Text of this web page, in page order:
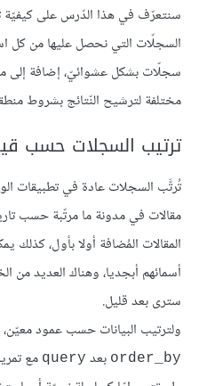
سنتعرّف في هذا الدّرس على كيفيّة
السجلّات التي نحصل عليها من كل
سجلّات بشكل عشوائيّ، إضافة
مختلفة لترشيح النّتائج بشروط
ترتيب السجلات حسب
تُرتَّب السجلات عادة في تطبيقات
مقالات في مدونة ما مرتّبة حسب
المقالات المُضافة أولا بأول،
أسمائهم أبجديا، وهناك العديد من
سترى بعد قليل.
ولترتيب البيانات حسب عمود معيّن،
order_by بعد query مع